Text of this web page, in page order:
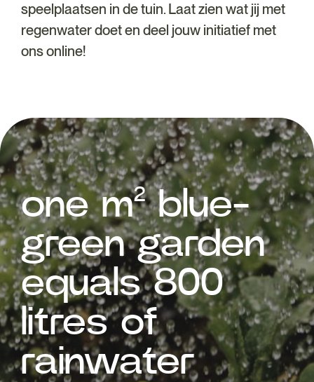
speelplaatsen in de tuin. Laat zien wat jij met
regenwater doet en deel jouw initiatief met
ons online!
one m² blue-
green garden
equals 800
litres of
rainwater